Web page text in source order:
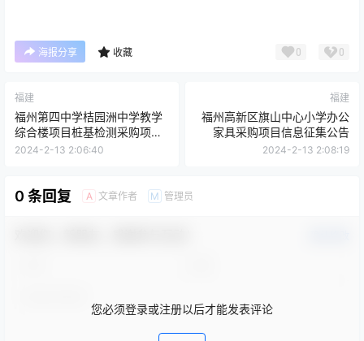
海报分享 收藏 0 0
福建
福州第四中学桔园洲中学教学
综合楼项目桩基检测采购项目
流标公告
2024-2-13 2:06:40
福建
福州高新区旗山中心小学办公
家具采购项目信息征集公告
2024-2-13 2:08:19
0 条回复 A 文章作者 M 管理员
您必须登录或注册以后才能发表评论